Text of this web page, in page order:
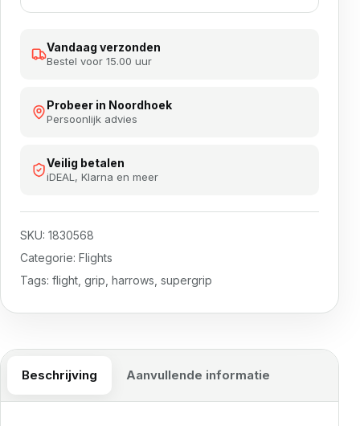
Vandaag verzonden
Bestel voor 15.00 uur
Probeer in Noordhoek
Persoonlijk advies
Veilig betalen
iDEAL, Klarna en meer
SKU: 1830568
Categorie: Flights
Tags: flight, grip, harrows, supergrip
Beschrijving Aanvullende informatie